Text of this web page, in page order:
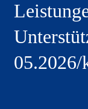
05.2026/